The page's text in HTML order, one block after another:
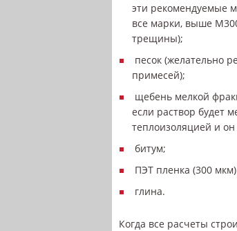
эти рекомендуемые
все марки, выше
трещины);
песок (желательно
примесей);
щебень мелкой
если раствор будет
теплоизоляцией и
битум;
ПЭТ пленка (300
глина.
Когда все расчеты